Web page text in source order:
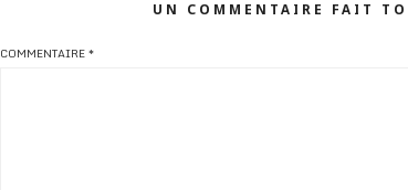
UN COMMENTAIRE FAIT
COMMENTAIRE*